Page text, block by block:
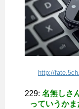
http://
229: 名無しさ
っていうか